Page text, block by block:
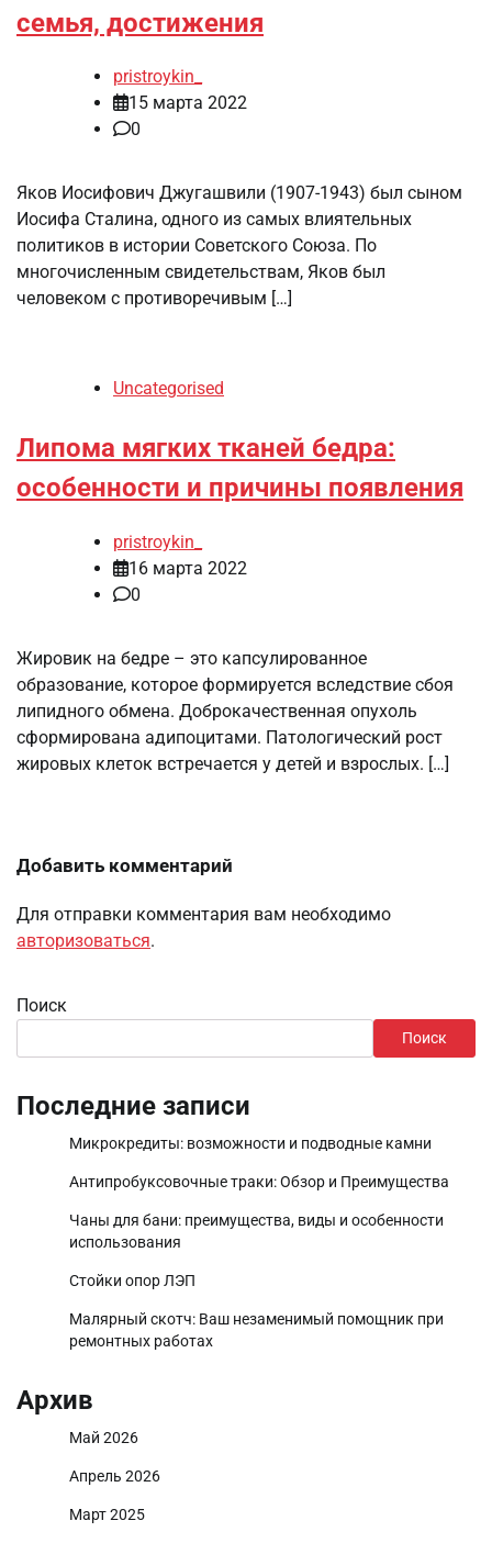
семья, достижения
pristroykin_
15 марта 2022
0
Яков Иосифович Джугашвили (1907-1943) был сыном
Иосифа Сталина, одного из самых влиятельных
политиков в истории Советского Союза. По
многочисленным свидетельствам, Яков был
человеком с противоречивым […]
Uncategorised
Липома мягких тканей бедра:
особенности и причины появления
pristroykin_
16 марта 2022
0
Жировик на бедре – это капсулированное
образование, которое формируется вследствие сбоя
липидного обмена. Доброкачественная опухоль
сформирована адипоцитами. Патологический рост
жировых клеток встречается у детей и взрослых. […]
Добавить комментарий
Для отправки комментария вам необходимо
авторизоваться.
Поиск
Поиск
Последние записи
Микрокредиты: возможности и подводные камни
Антипробуксовочные траки: Обзор и Преимущества
Чаны для бани: преимущества, виды и особенности
использования
Стойки опор ЛЭП
Малярный скотч: Ваш незаменимый помощник при
ремонтных работах
Архив
Май 2026
Апрель 2026
Март 2025